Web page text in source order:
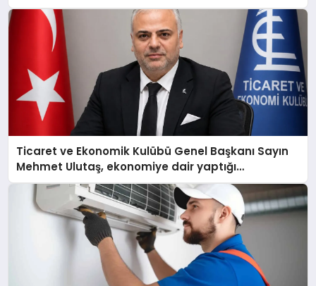
Ticaret ve Ekonomik Kulübü Genel Başkanı Sayın
Mehmet Ulutaş, ekonomiye dair yaptığı
açıklamada şunları kaydetti: